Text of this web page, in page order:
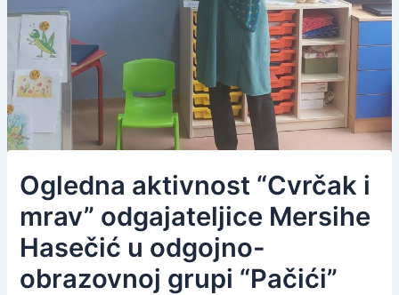
Ogledna aktivnost “Cvrčak i
mrav” odgajateljice Mersihe
Hasečić u odgojno-
obrazovnoj grupi “Pačići”